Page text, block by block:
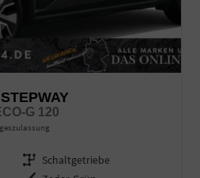
G 120
Getriebe Schaltgetriebe